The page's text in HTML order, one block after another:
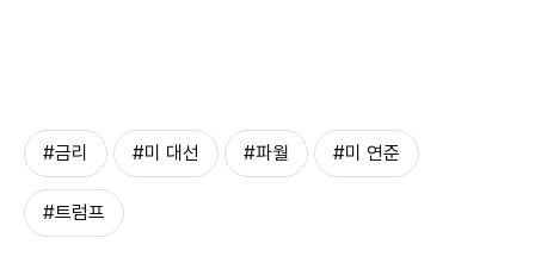
#금리 #미 대선 #파월 #미 연준
#트럼프